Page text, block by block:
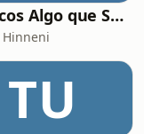
Católicos Algo que Saber
Hinneni
TU